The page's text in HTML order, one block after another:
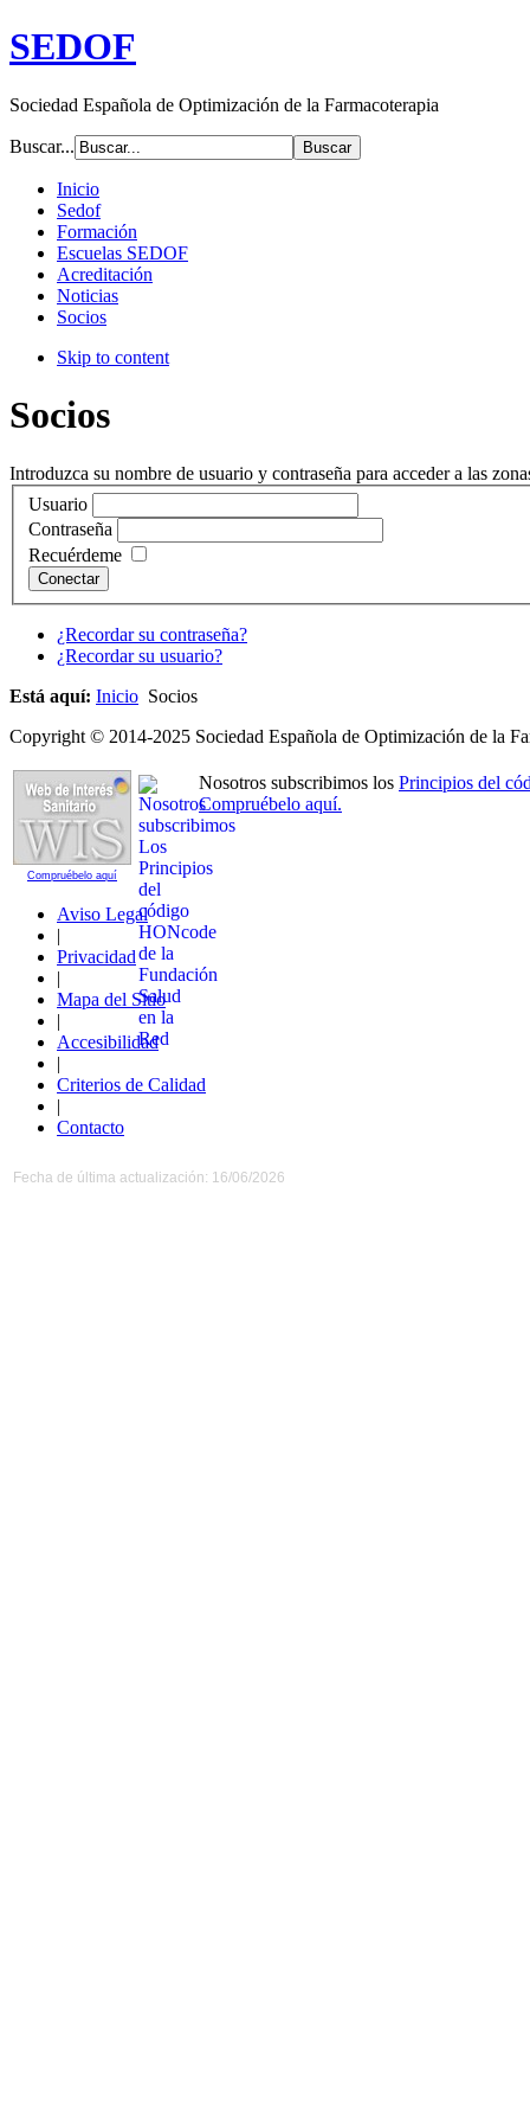
SEDOF
Sociedad Española de Optimización de la Farmacoterapia
Buscar...
Inicio
Sedof
Formación
Escuelas SEDOF
Acreditación
Noticias
Socios
Skip to content
Socios
Introduzca su nombre de usuario y contraseña para acceder a las
Usuario
Contraseña
Recuérdeme
Conectar
¿Recordar su contraseña?
¿Recordar su usuario?
Está aquí: Inicio Socios
Copyright © 2014-2025 Sociedad Española de Optimización de la
Nosotros subscribimos los Principios del
Compruébelo aquí.
Compruébelo aquí
Aviso Legal
|
Privacidad
|
Mapa del Sitio
|
Accesibilidad
|
Criterios de Calidad
|
Contacto